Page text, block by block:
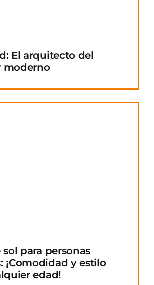
El arquitecto del
moderno
sol para personas
¡Comodidad y estilo
edad!